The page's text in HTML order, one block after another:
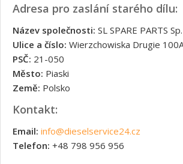
Adresa pro zaslání starého dílu:
Název společnosti: SL SPARE PARTS
Ulice a číslo: Wierzchowiska Drugie
PSČ: 21-050
Město: Piaski
Země: Polsko
Kontakt:
Email: info@dieselservice24.cz
Telefon: +48 798 956 956